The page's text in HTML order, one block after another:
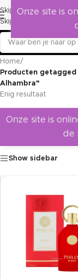
Skip to navigation
Skip to main content
Home/
Producten getagged
Alhambra”
Enig resultaat
Onze site is
de
Show sidebar
Onze site is